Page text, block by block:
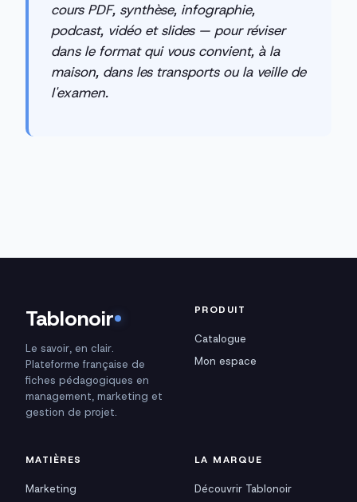
cours PDF, synthèse, infographie,
podcast, vidéo et slides — pour réviser
dans le format qui vous convient, à la
maison, dans les transports ou la veille de
l'examen.
Tablonoir
Le savoir, en clair.
Plateforme française de
fiches pédagogiques en
management, marketing et
gestion de projet.
PRODUIT
Catalogue
Mon espace
MATIÈRES
Marketing
LA MARQUE
Découvrir Tablonoir